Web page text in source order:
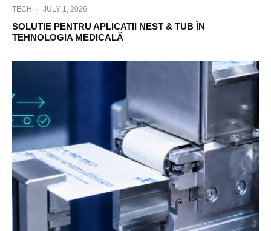
TECH · JULY 1, 2026
SOLUTIE PENTRU APLICATII NEST & TUB ÎN
TEHNOLOGIA MEDICALÃ